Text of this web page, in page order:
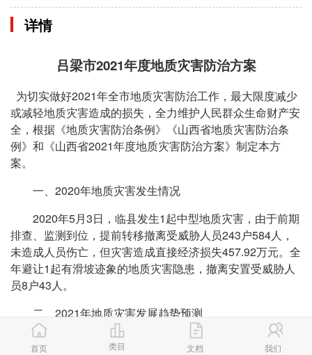
详情
吕梁市2021年度地质灾害防治方案
为切实做好2021年全市地质灾害防治工作，最大限度减少
或减轻地质灾害造成的损失，全力维护人民群众生命财产安
全，根据《地质灾害防治条例》《山西省地质灾害防治条
例》和《山西省2021年度地质灾害防治方案》制定本方
案。
一、2020年地质灾害发生情况
2020年5月3日，临县发生1起中型地质灾害，由于前期
排查、监测到位，提前转移撤离受威胁人员243户584人，
未造成人员伤亡，但灾害造成直接经济损失457.92万元。全
年避让1起有滑坡迹象的地质灾害隐患，撤离安置受威胁人
员8户43人。
二、2021年地质灾害发展趋势预测
（一）全市地质灾害隐患点分布情况。
首页 类目 文档 我们